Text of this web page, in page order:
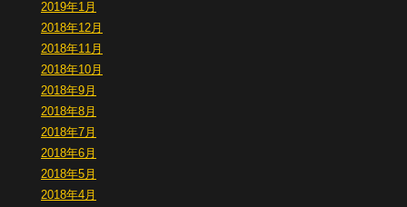
2019年1月
2018年12月
2018年11月
2018年10月
2018年9月
2018年8月
2018年7月
2018年6月
2018年5月
2018年4月